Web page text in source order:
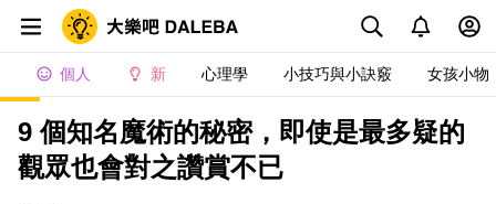
個人 新 心理學 小技巧與小訣竅 女孩小物
9 個知名魔術的秘密，即使是最多疑的
觀眾也會對之讚賞不已